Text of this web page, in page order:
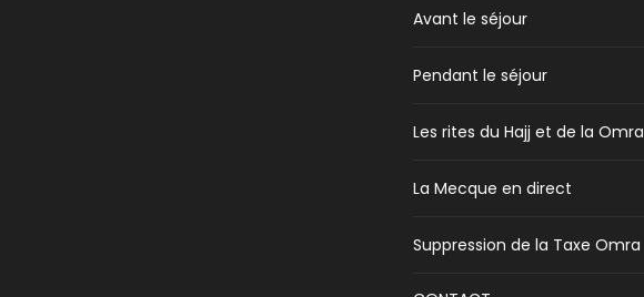
Avant le séjour
Pendant le séjour
Les rites du Hajj et de la Omra
La Mecque en direct
Suppression de la Taxe Omra